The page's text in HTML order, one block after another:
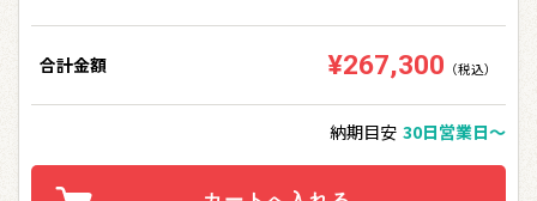
合計金額 ¥267,300 （税込）
納期目安 30日営業日〜